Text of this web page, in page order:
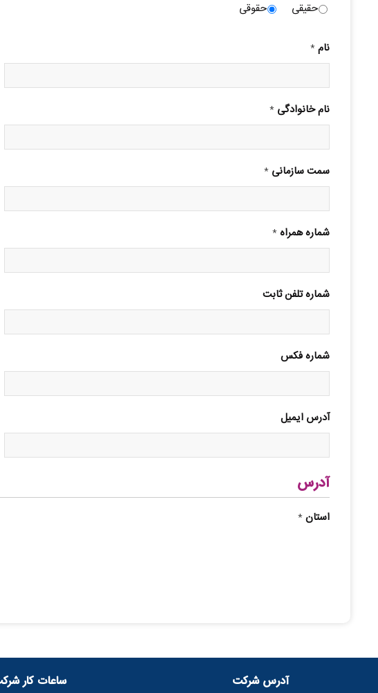
حقیقی حقوقی
نام*
نام خانوادگی *
سمت سازمانی *
شماره همراه*
شماره تلفن ثابت
شماره فکس
آدرس ایمیل
آدرس
استان*
آدرس شرکت ساعات کار